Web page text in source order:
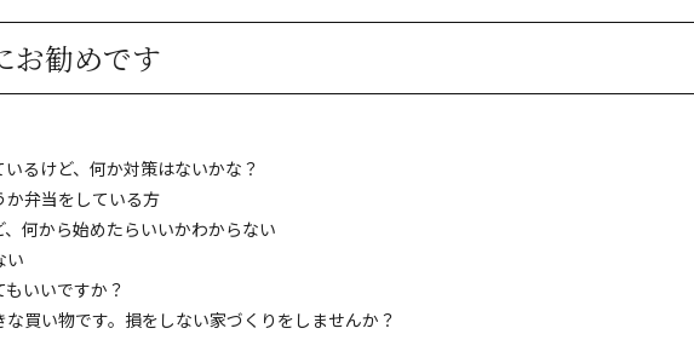
お勧めです
るけど、何か対策はないかな？
弁当をしている方
何から始めたらいいかわからない
い
いいですか？
買い物です。損をしない家づくりをしませんか？